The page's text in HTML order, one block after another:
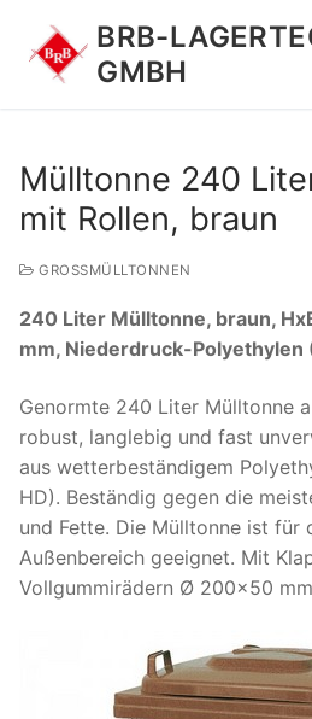
Inhalt
springen
BRB-
GMBH
nach:
Mülltonne 240
mit Rollen, braun
GROSSMÜLLTONNEN
240 Liter Mülltonne, braun,
mm, Niederdruck-Polyethylen
Genormte 240 Liter Mülltonne
robust, langlebig und fast
aus wetterbeständigem
HD). Beständig gegen die
und Fette. Die Mülltonne ist für
Außenbereich geeignet. Mit
Vollgummirädern Ø 200×50